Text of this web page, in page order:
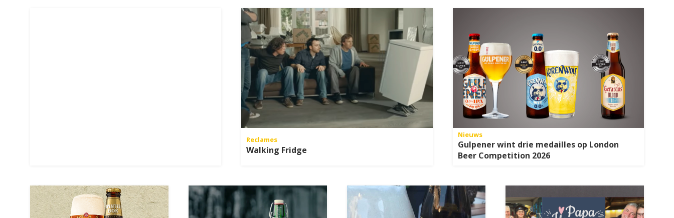
Reclames
Walking Fridge
Nieuws
Gulpener wint drie medailles op London
Beer Competition 2026